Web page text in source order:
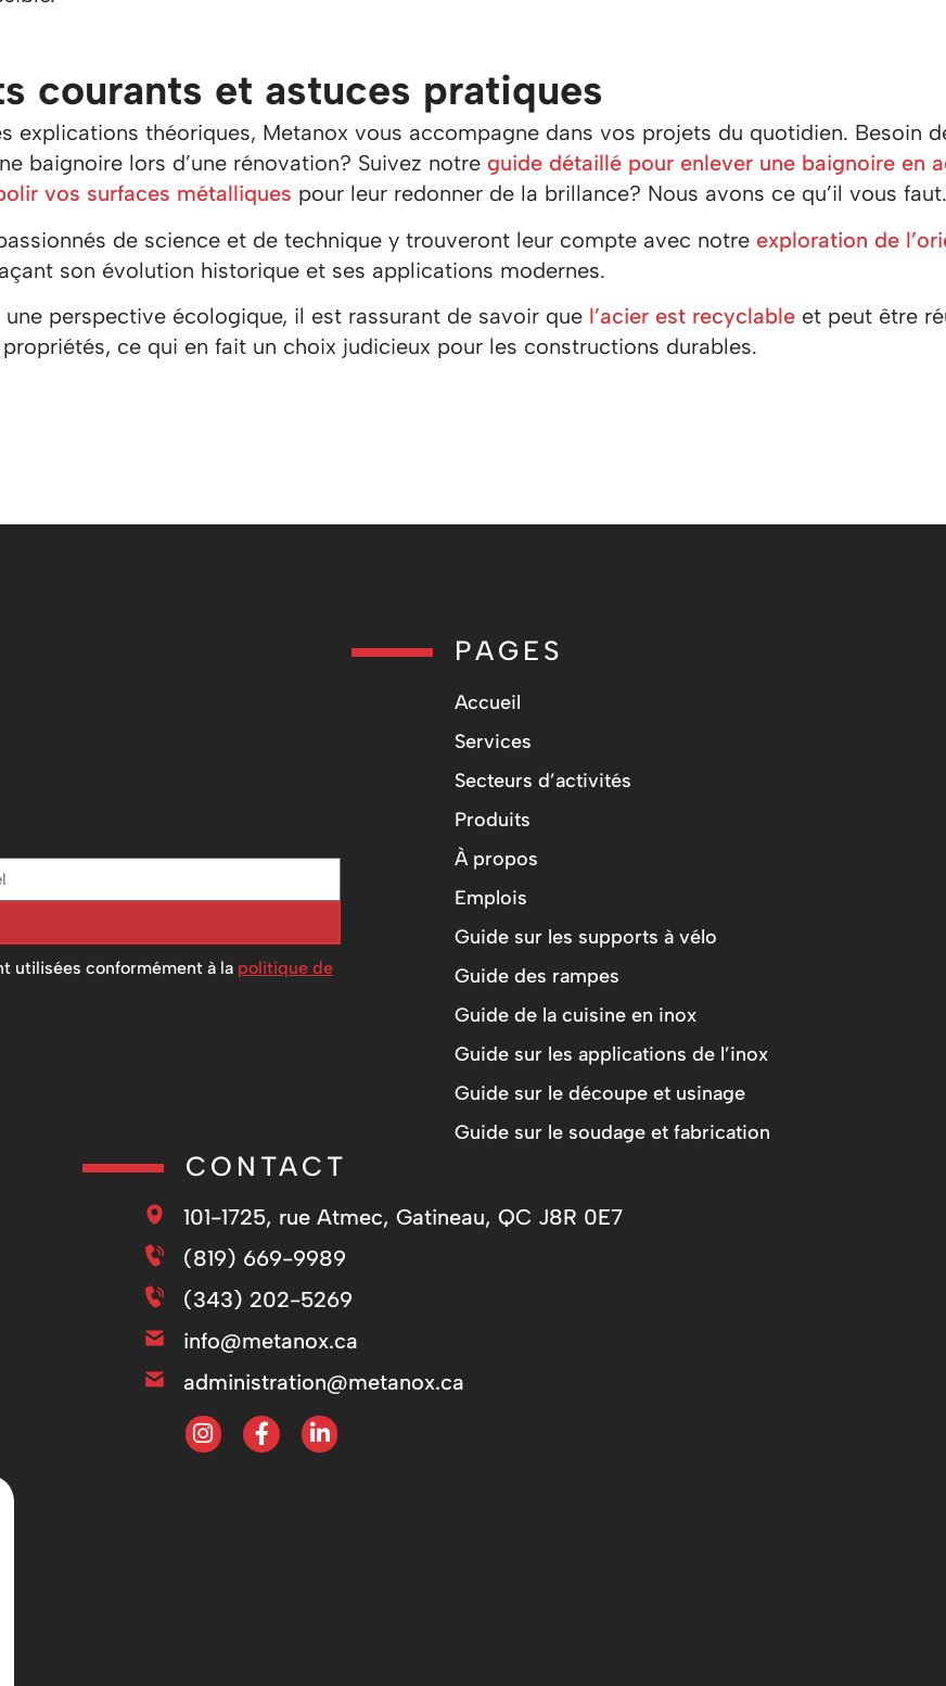
courants et astuces pratiques
explications théoriques, Metanox vous accompagne dans vos projets du quotidien. Besoin
baignoire lors d’une rénovation? Suivez notre guide détaillé pour enlever une baignoire en
vos surfaces métalliques pour leur redonner de la brillance? Nous avons ce qu’il vous
de science et de technique y trouveront leur compte avec notre exploration de
son évolution historique et ses applications modernes.
une perspective écologique, il est rassurant de savoir que l’acier est recyclable et peut être
ce qui en fait un choix judicieux pour les constructions durables.
utilisées conformément à la politique de
PAGES
Accueil
Services
Secteurs d’activités
Produits
À propos
Emplois
Guide sur les supports à vélo
Guide des rampes
Guide de la cuisine en inox
Guide sur les applications de l’inox
Guide sur le découpe et usinage
Guide sur le soudage et fabrication
CONTACT
101-1725, rue Atmec, Gatineau, QC J8R 0E7
(819) 669-9989
(343) 202-5269
info@metanox.ca
administration@metanox.ca